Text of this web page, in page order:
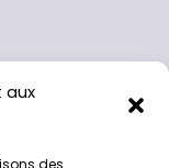
aux
des